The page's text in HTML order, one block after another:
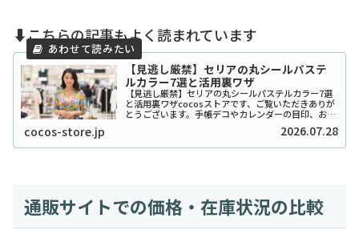
⬇️こちらの記事もよく読まれています
【見逃し厳禁】セリアの丸シールパステ
ルカラー7選と活用裏ワザ
【見逃し厳禁】セリアの丸シールパステルカラー7選
と活用裏ワザcocosストアです、ご覧いただきありが
とうございます。手帳デコやカレンダーの目印、お子
い文房具といえば「丸シール」ですよね。中でも...
cocos-store.jp 2026.07.28
通販サイトでの価格・在庫状況の比較